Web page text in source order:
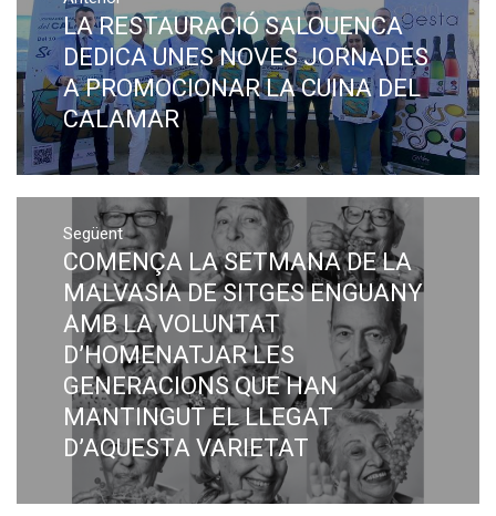
Previous
post:
LA RESTAURACIÓ SALOUENCA
DEDICA UNES NOVES JORNADES
A PROMOCIONAR LA CUINA DEL
CALAMAR
Següent
Next
post:
COMENÇA LA SETMANA DE LA
MALVASIA DE SITGES ENGUANY
AMB LA VOLUNTAT
D’HOMENATJAR LES
GENERACIONS QUE HAN
MANTINGUT EL LLEGAT
D’AQUESTA VARIETAT